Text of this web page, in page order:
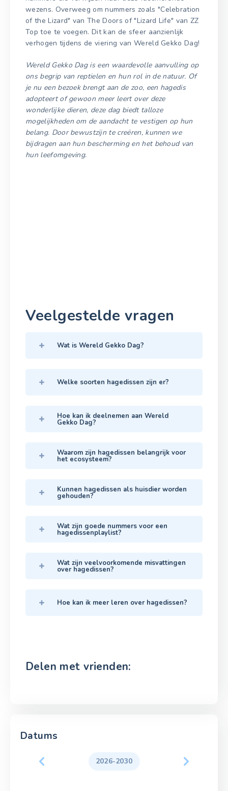
wezens. Overweeg om nummers zoals "Celebration
of the Lizard" van The Doors of "Lizard Life" van ZZ
Top toe te voegen. Dit kan de sfeer aanzienlijk
verhogen tijdens de viering van Wereld Gekko Dag!
Wereld Gekko Dag is een waardevolle aanvulling op
ons begrip van reptielen en hun rol in de natuur. Of
je nu een bezoek brengt aan de zoo, een hagedis
adopteert of gewoon meer leert over deze
wonderlijke dieren, deze dag biedt talloze
mogelijkheden om de aandacht te vestigen op hun
belang. Door bewustzijn te creëren, kunnen we
bijdragen aan hun bescherming en het behoud van
hun leefomgeving.
Veelgestelde vragen
Wat is Wereld Gekko Dag?
Welke soorten hagedissen zijn er?
Hoe kan ik deelnemen aan Wereld
Gekko Dag?
Waarom zijn hagedissen belangrijk voor
het ecosysteem?
Kunnen hagedissen als huisdier worden
gehouden?
Wat zijn goede nummers voor een
hagedissenplaylist?
Wat zijn veelvoorkomende misvattingen
over hagedissen?
Hoe kan ik meer leren over hagedissen?
Delen met vrienden:
Datums
2026-2030